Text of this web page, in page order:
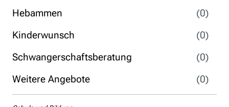
Hebammen
(0)
Kinderwunsch
(0)
Schwangerschaftsberatung
(0)
Weitere Angebote
(0)